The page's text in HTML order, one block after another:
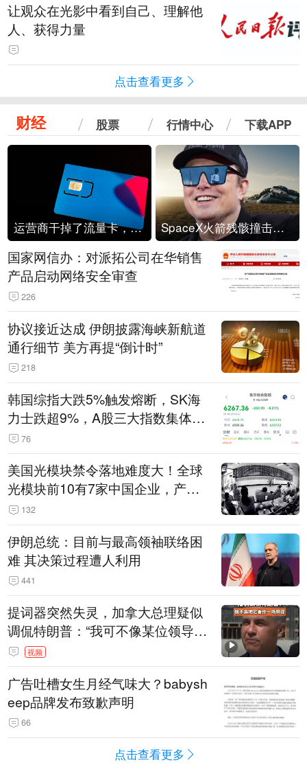
让观众在光影中看到自己、理解他
人、获得力量
点击查看更多
财经 股票 行情中心 下载APP
运营商干掉了流量卡，他们真的玩不起了 SpaceX火箭残骸撞击月球
国家网信办：对派拓公司在华销售
产品启动网络安全审查
226
协议接近达成 伊朗披露海峡新航道
通行细节 美方再提“倒计时”
218
韩国综指大跌5%触发熔断，SK海
力士跌超9%，A股三大指数集体低
开 76
美国光模块禁令落地难度大！全球
光模块前10有7家中国企业，产业
界人士：想“脱钩”并不容易
132
伊朗总统：目前与最高领袖联络困
难 其决策过程遭人利用
441
提词器突然失灵，加拿大总理疑似
调侃特朗普：“我可不像某位领导
人，把这当成一场阴谋”，全场哄笑
视频
广告吐槽女生月经气味大？babysh
eep品牌发布致歉声明
66
点击查看更多